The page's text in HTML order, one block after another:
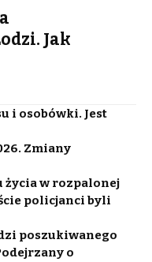
Jak
i osobówki. Jest
Zmiany
życia w rozpalonej
policjanci byli
poszukiwanego
o